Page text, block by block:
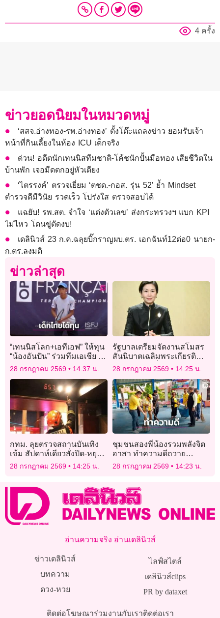
4 ครั้ง
ข่าวยอดนิยมในหมวดหมู่
‘สสจ.อ่างทอง-รพ.อ่างทอง’ ตั้งโต๊ะแถลงข่าว ยอมรับเจ้า
หน้าที่กินเลี้ยงในห้อง ICU เด็กจริง
ด่วน! อดีตนักเทนนิสทีมชาติ-โค้ชนักปั้นมือทอง เสียชีวิตใน
บ้านพัก เจอมีดตกอยู่หัวเตียง
‘ไตรรงค์’ ตรวจเยี่ยม ‘ตชด.-กอส. รุ่น 52’ ย้ำ Mindset
ตำรวจดีมีวินัย รวดเร็ว โปร่งใส ตรวจสอบได้
แฉยับ! รพ.สต. จำใจ ‘แต่งตัวเลข’ ส่งกระทรวงฯ แบก KPI
ไม่ไหว โดนขู่ตัดงบ!
เดลินิวส์ 23 ก.ค.ฉลุยบิ๊กราญผบ.ตร. เอกฉันท์12ต่อ0 นายก-
ก.ตร.ลงมติ
ข่าวล่าสุด
“เทนนิสโลก+เอทีเอฟ” ให้ทุน
“น้องอันปัน” ร่วมทีมเอเชีย ลุย
หวดคอร์ตดินออนทัวร์ยุโรป
28 กรกฎาคม 2569 14:37 น.
รัฐบาลเตรียมจัดงานสโมสร
สันนิบาตเฉลิมพระเกียรติ
พระบาทสมเด็จพระเจ้าอยู่หัว
28 กรกฎาคม 2569 14:25 น.
กทม. ลุยตรวจสถานบันเทิง
เข้ม สัปดาห์เดียวสั่งปิด-หยุด
กิจการ 79 แห่ง
28 กรกฎาคม 2569 14:25 น.
ชุมชนสองพี่น้องรวมพลังจิต
อาสา ทำความดีถวาย
‘ในหลวง’ ปรับภูมิทัศน์สวน
ป่าสิริกิติ์ สร้างพื้นที่สีเขียว
28 กรกฎาคม 2569 14:23 น.
อ่านความจริง อ่านเดลินิวส์
ข่าวเดลินิวส์
บทความ
ดวง-หวย
ไลฟ์สไตล์
เดลินิวส์clips
PR by dataxet
ติดต่อโฆษณาร่วมงานกับเราติดต่อเรา